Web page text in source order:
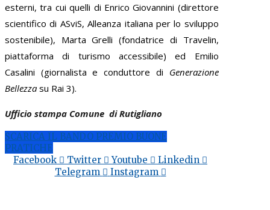
esterni, tra cui quelli di Enrico Giovannini (direttore
scientifico di ASviS, Alleanza italiana per lo sviluppo
sostenibile), Marta Grelli (fondatrice di Travelin,
piattaforma di turismo accessibile) ed Emilio
Casalini (giornalista e conduttore di Generazione
Bellezza su Rai 3).
Ufficio stampa Comune di Rutigliano
SCARICA IL BANDO PREMIO BUONE
PRATICHE
Facebook
Twitter Youtube
Linkedin
Telegram
Instagram